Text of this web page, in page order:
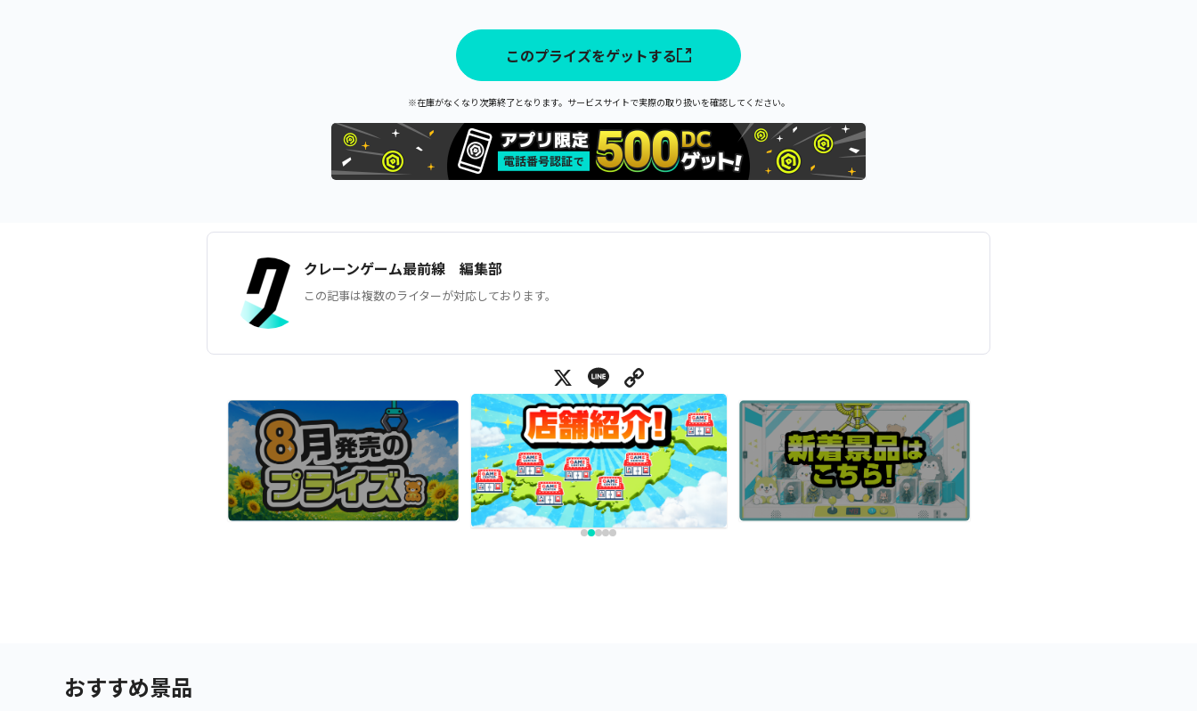
このプライズをゲットする
※在庫がなくなり次第終了となります。サービスサイトで実際の取り扱いを確認してください。
クレーンゲーム最前線 編集部
この記事は複数のライターが対応しております。
X Line
おすすめ景品